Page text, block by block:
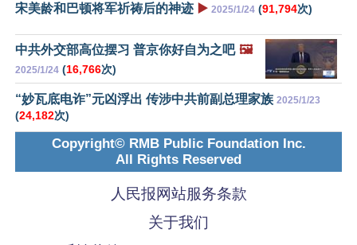
宋美龄和巴顿将军祈祷后的神迹 ▶️ 2025/1/24 (91,794次)
中共外交部高位摆习 普京你好自为之吧 🖼️
2025/1/24 (16,766次)
“妙瓦底电诈”元凶浮出 传涉中共前副总理家族 2025/1/23
(24,182次)
Copyright© RMB Public Foundation Inc.
All Rights Reserved
人民报网站服务条款
关于我们